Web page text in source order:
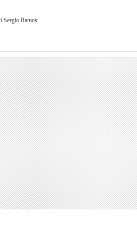
Sergio Ramos